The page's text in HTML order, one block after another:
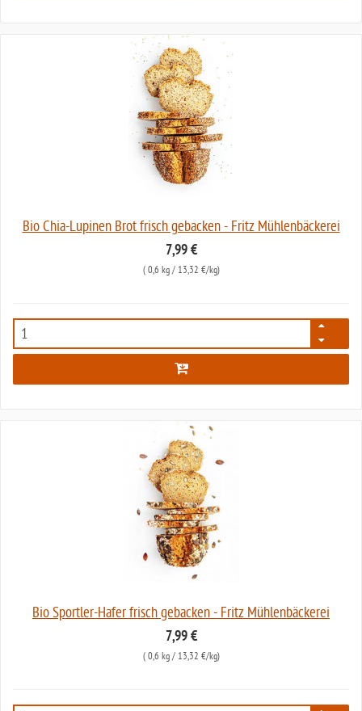
Bio Chia-Lupinen Brot frisch gebacken - Fritz Mühlenbäckerei
7,99 €
( 0,6 kg/ 13,32 €/kg)
2748
Bio Sportler-Hafer frisch gebacken - Fritz Mühlenbäckerei
7,99 €
( 0,6 kg/ 13,32 €/kg)